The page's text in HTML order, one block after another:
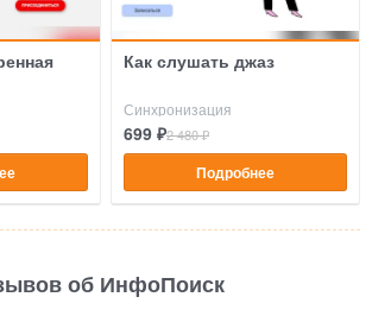
Как слушать джаз
Синхронизация
699 ₽2 480 ₽
Подробнее
об ИнфоПоиск